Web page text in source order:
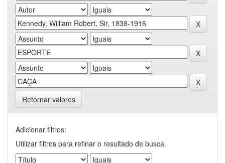
Retornar valores
Adicionar filtros:
Utilizar filtros para refinar o resultado de busca.